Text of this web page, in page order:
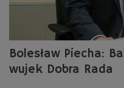
Bolesław Piecha:
wujek Dobra Rada